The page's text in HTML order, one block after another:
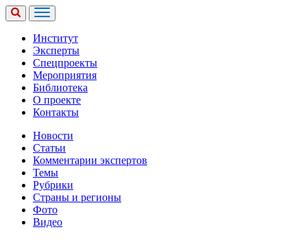
Институт
Эксперты
Спецпроекты
Мероприятия
Библиотека
О проекте
Контакты
Новости
Статьи
Комментарии экспертов
Темы
Рубрики
Страны и регионы
Фото
Видео